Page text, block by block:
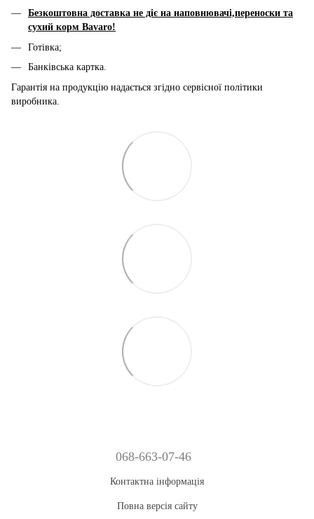
Безкоштовна доставка не діє на наповнювачі,переноски та
сухий корм Bavaro!
Готівка;
Банківська картка.
Гарантія на продукцію надається згідно сервісної політики
виробника.
068-663-07-46
Контактна інформація
Повна версія сайту